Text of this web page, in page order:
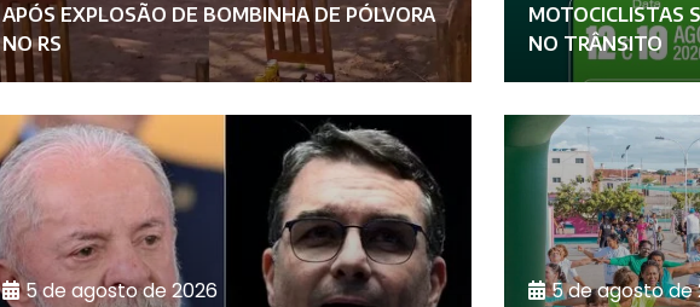
APÓS EXPLOSÃO DE BOMBINHA DE PÓLVORA
NO RS
MOTOCICLISTAS
NO TRÂNSITO
5 de agosto de 2026 5 de agosto de